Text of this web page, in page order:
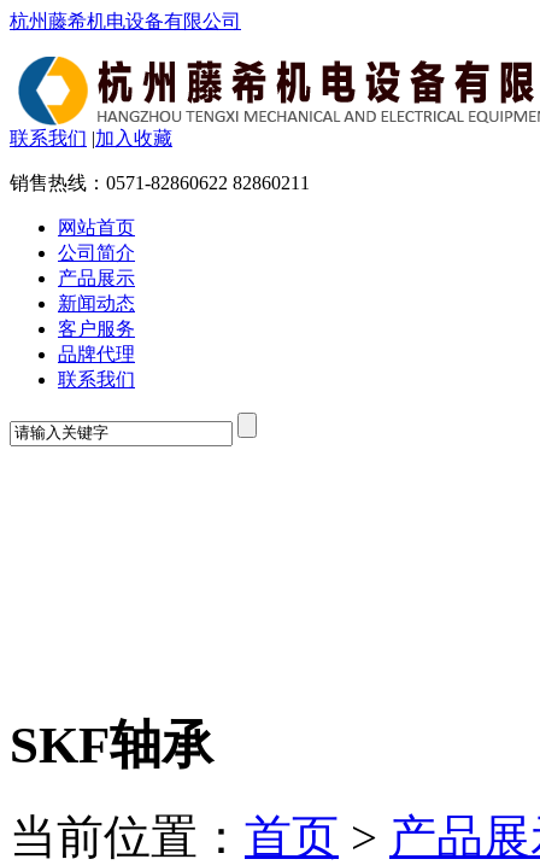
杭州藤希机电设备有限公司
联系我们 |加入收藏
销售热线： 0571-82860622 82860211
网站首页
公司简介
产品展示
新闻动态
客户服务
品牌代理
联系我们
SKF轴承
当前位置： 首页 > 产品